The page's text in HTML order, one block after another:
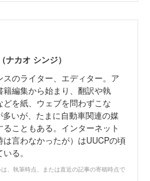
ナカオ シンジ）
スのライター、エディター。ア
籍編集から始まり、翻訳や執
どを紙、ウェブを問わずこな
いが、たまに自動車関連の媒
ることもある。インターネット
は言わなかったが）はUUCPの頃
る。
、執筆時点、または直近の記事の寄稿時点で